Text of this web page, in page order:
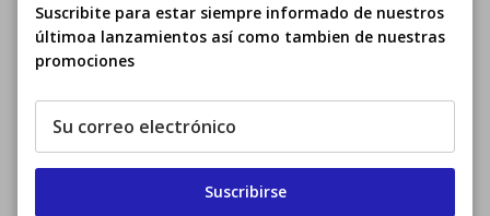
Suscribite para estar siempre informado de nuestros
últimoa lanzamientos así como tambien de nuestras
promociones
Suscribirse